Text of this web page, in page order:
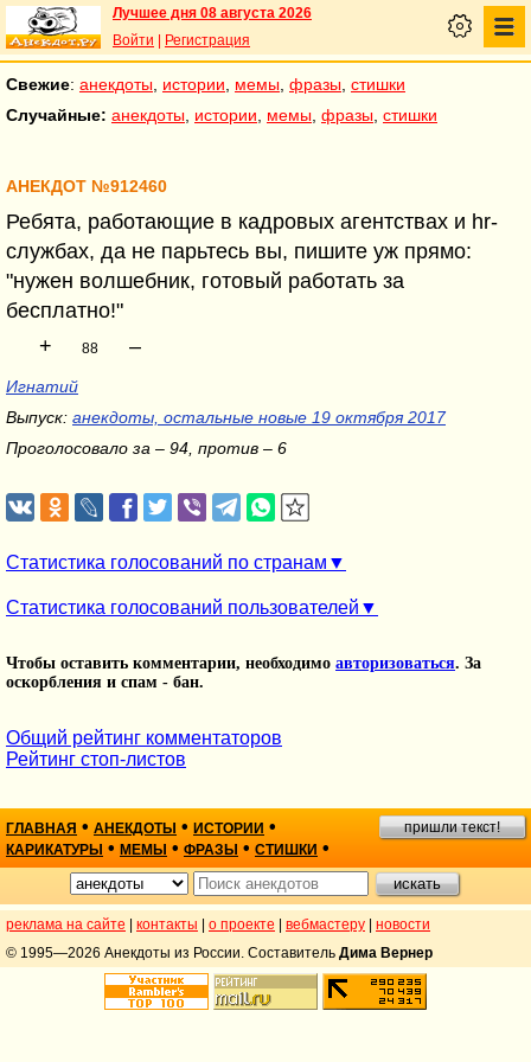
Лучшее дня 08 августа 2026
Войти
Регистрация
Свежие: анекдоты истории мемы фразы стишки
Случайные: анекдоты истории мемы фразы стишки
АНЕКДОТ №912460
Ребята, работающие в кадровых агентствах и hr-
службах, да не парьтесь вы, пишите уж прямо:
"нужен волшебник, готовый работать за
бесплатно!"
+
88 –
Игнатий
Выпуск: анекдоты, остальные новые 19 октября 2017
Проголосовало за – 94, против – 6
Статистика голосований по странам
Статистика голосований пользователей
Чтобы оставить комментарии, необходимо авторизоваться. За
оскорбления и спам - бан.
Общий рейтинг комментаторов
Рейтинг стоп-листов
ГЛАВНАЯ • АНЕКДОТЫ • ИСТОРИИ •
КАРИКАТУРЫ • МЕМЫ • ФРАЗЫ • СТИШКИ •
пришли текст!
реклама на сайте контакты о проекте вебмастеру
новости
© 1995—2026 Анекдоты из России. Составитель Дима Вернер